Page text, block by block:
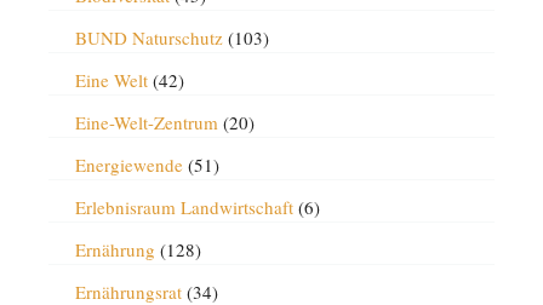
BUND Naturschutz(103)
Eine Welt(42)
Eine-Welt-Zentrum(20)
Energiewende(51)
Erlebnisraum Landwirtschaft(6)
Ernährung (128)
Ernährungsrat(34)